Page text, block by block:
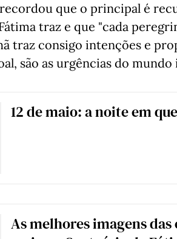
que o principal é
traz e que "cada
traz consigo intenções e
são as urgências do
12 de maio: a noite em
As melhores imagens das